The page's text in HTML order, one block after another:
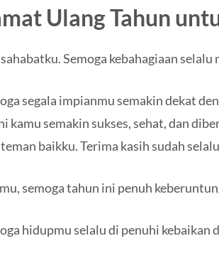
Ulang Tahun
Semoga kebahagiaan selalu
segala impianmu semakin dekat
kamu semakin sukses, sehat, dan
baikku. Terima kasih sudah
semoga tahun ini penuh
hidupmu selalu di penuhi kebaikan